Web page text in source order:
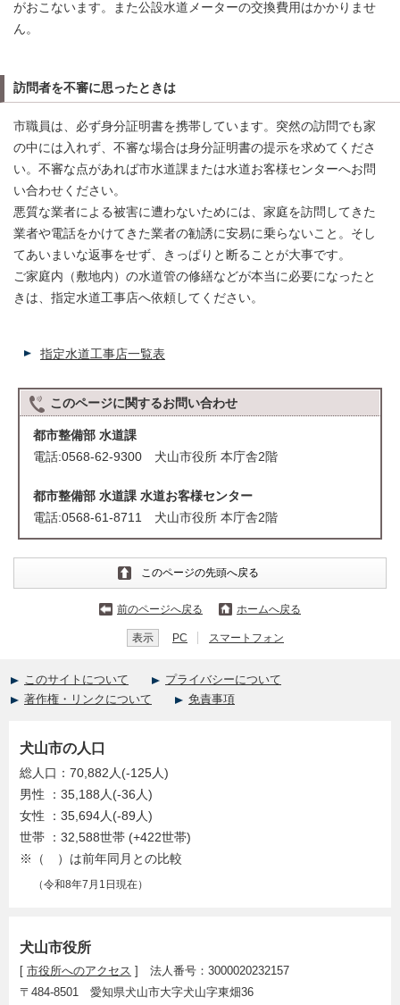
がおこないます。また公設水道メーターの交換費用はかかりませ
ん。
訪問者を不審に思ったときは
市職員は、必ず身分証明書を携帯しています。突然の訪問でも家
の中には入れず、不審な場合は身分証明書の提示を求めてくださ
い。不審な点があれば市水道課または水道お客様センターへお問
い合わせください。
悪質な業者による被害に遭わないためには、家庭を訪問してきた
業者や電話をかけてきた業者の勧誘に安易に乗らないこと。そし
てあいまいな返事をせず、きっぱりと断ることが大事です。
ご家庭内（敷地内）の水道管の修繕などが本当に必要になったと
きは、指定水道工事店へ依頼してください。
指定水道工事店一覧表
このページに関するお問い合わせ
都市整備部 水道課
電話:0568-62-9300 犬山市役所 本庁舎2階
都市整備部 水道課 水道お客様センター
電話:0568-61-8711 犬山市役所 本庁舎2階
このページの先頭へ戻る
前のページへ戻る ホームへ戻る
表示 PC スマートフォン
このサイトについて
プライバシーについて
著作権・リンクについて
免責事項
犬山市役所
[ 市役所へのアクセス ] 法人番号：3000020232157
〒484-8501 愛知県犬山市大字犬山字東畑36
犬山市の人口
総人口：70,882人(-125人)
男性 ：35,188人(-36人)
女性 ：35,694人(-89人)
世帯 ：32,588世帯 (+422世帯)
※（ ）は前年同月との比較
（令和8年7月1日現在）